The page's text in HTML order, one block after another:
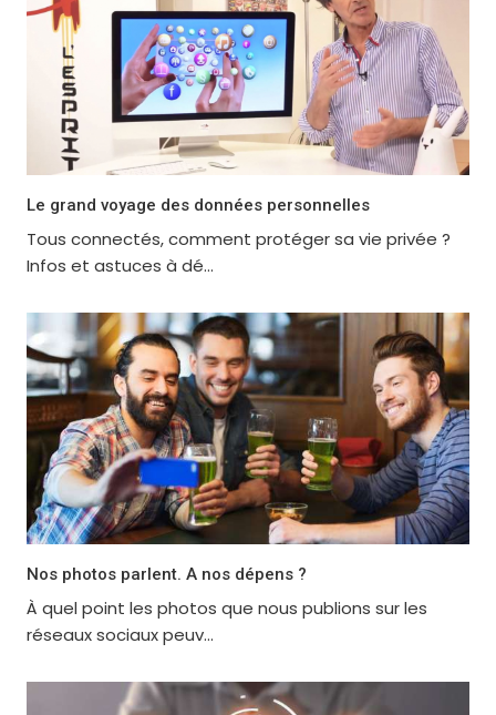
Le grand voyage des données personnelles
Tous connectés, comment protéger sa vie privée ?
Infos et astuces à dé...
Nos photos parlent. A nos dépens ?
À quel point les photos que nous publions sur les
réseaux sociaux peuv...